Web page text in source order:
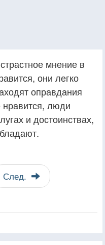
мнение в
они легко
оправдания
люди
и достоинствах,
След.